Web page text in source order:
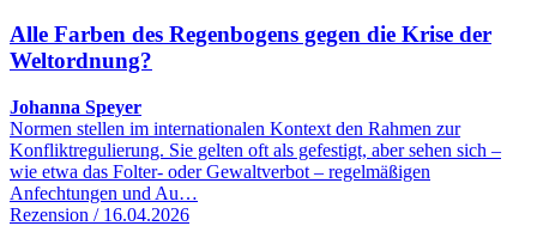
Alle Farben des Regenbogens gegen die Krise der
Weltordnung?
Johanna Speyer
Normen stellen im internationalen Kontext den Rahmen zur
Konfliktregulierung. Sie gelten oft als gefestigt, aber sehen sich –
wie etwa das Folter- oder Gewaltverbot – regelmäßigen
Anfechtungen und Au…
Rezension / 16.04.2026